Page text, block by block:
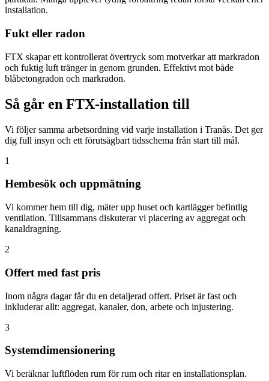
installation.
Fukt eller radon
FTX skapar ett kontrollerat övertryck som motverkar att markradon
och fuktig luft tränger in genom grunden. Effektivt mot både
blåbetongradon och markradon.
Så går en FTX-installation till
Vi följer samma arbetsordning vid varje installation i Tranås. Det ger
dig full insyn och ett förutsägbart tidsschema från start till mål.
1
Hembesök och uppmätning
Vi kommer hem till dig, mäter upp huset och kartlägger befintlig
ventilation. Tillsammans diskuterar vi placering av aggregat och
kanaldragning.
2
Offert med fast pris
Inom några dagar får du en detaljerad offert. Priset är fast och
inkluderar allt: aggregat, kanaler, don, arbete och injustering.
3
Systemdimensionering
Vi beräknar luftflöden rum för rum och ritar en installationsplan.